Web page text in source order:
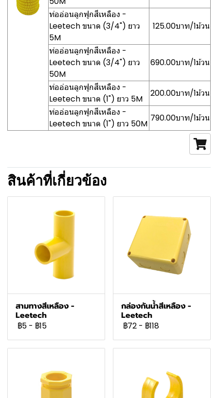
ท่ออ่อนลูกฟูกสีเหลือง -
Leetech ขนาด (3/4") ยาว
5M
125.00บาท/1ม้วน
ท่ออ่อนลูกฟูกสีเหลือง -
Leetech ขนาด (3/4") ยาว
50M
690.00บาท/1ม้วน
ท่ออ่อนลูกฟูกสีเหลือง -
Leetech ขนาด (1") ยาว 5M
200.00บาท/1ม้วน
ท่ออ่อนลูกฟูกสีเหลือง -
Leetech ขนาด (1") ยาว 50M
790.00บาท/1ม้วน
สินค้าที่เกี่ยวข้อง
สามทางสีเหลือง -
Leetech
฿5 - ฿15
กล่องกันน้ำสีเหลือง -
Leetech
฿72 - ฿118